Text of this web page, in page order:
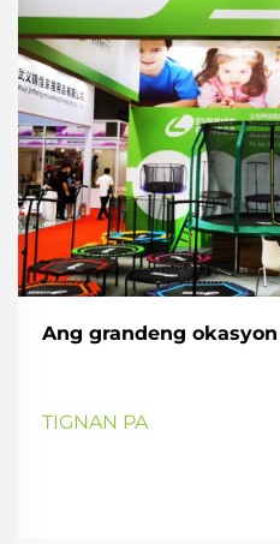
Ang grandeng
TIGNAN PA